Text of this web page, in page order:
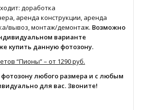
доработка
аренда конструкции, аренда
вывоз, монтаж/демонтаж. Возможно
варианте
купить данную фотозону.
“Пионы” – от 1290 руб.
любого размера и с любым
для вас. Звоните!